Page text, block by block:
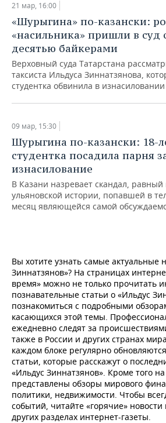
21 мар, 16:00
«Шурыгина» по-казански:
«насильника» пришли в суд
десятью байкерами
Верховный суда Татарстана
таксиста Ильдуса Зиннатзянова,
студентка обвинила в изнасиловании
09 мар, 15:30
Шурыгина по-казански: 18-
студентка посадила парня
изнасилование
В Казани назревает скандал, равный
ульяновской истории, попавшей в
месяц являющейся самой
Вы хотите узнать самые актуальные
Зиннатзянов»? На страницах
время» можно не только прочитать
познавательные статьи о «Ильдус
познакомиться с подробными
касающихся этой темы.
ежедневно следят за
также в России и других странах
каждом блоке регулярно
статьи, которые расскажут о
«Ильдус Зиннатзянов». Кроме того
представлены обзоры мирового
политики, недвижимости. Чтобы
событий, читайте «горячие» новости
других разделах интернет-газеты.